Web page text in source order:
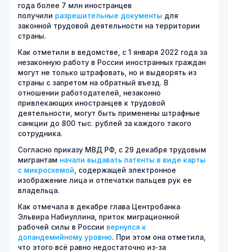
года более 7 млн иностранцев
получили разрешительные документы для
законной трудовой деятельности на территории
страны.
Как отметили в ведомстве, с 1 января 2022 года за
незаконную работу в России иностранных граждан
могут не только штрафовать, но и выдворять из
страны с запретом на обратный въезд. В
отношении работодателей, незаконно
привлекающих иностранцев к трудовой
деятельности, могут быть применены штрафные
санкции до 800 тыс. рублей за каждого такого
сотрудника.
Согласно приказу МВД РФ, с 29 декабря трудовым
мигрантам начали выдавать патенты в виде карты
с микросхемой , содержащей электронное
изображение лица и отпечатки пальцев рук ее
владельца.
Как отмечала в декабре глава Центробанка
Эльвира Набиуллина, приток миграционной
рабочей силы в России вернулся к
допандемийному уровню. При этом она отметила,
что этого всё равно недостаточно из-за